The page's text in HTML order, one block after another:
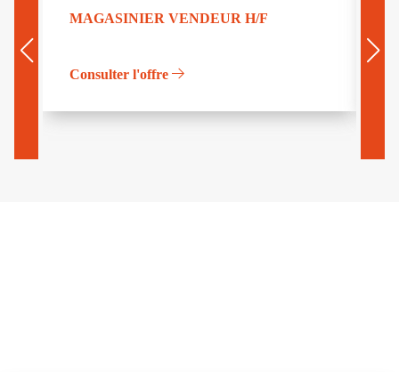
MAGASINIER VENDEUR H/F
Consulter l'offre